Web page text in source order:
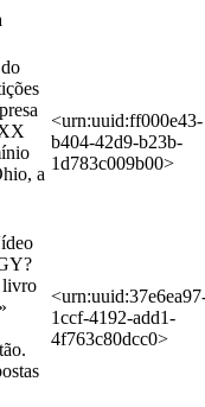
a
<urn:uuid:ff000e43-
b404-42d9-b23b-
1d783c009b00>
livro
1ccf-4192-add1-
4f763c80dcc0>